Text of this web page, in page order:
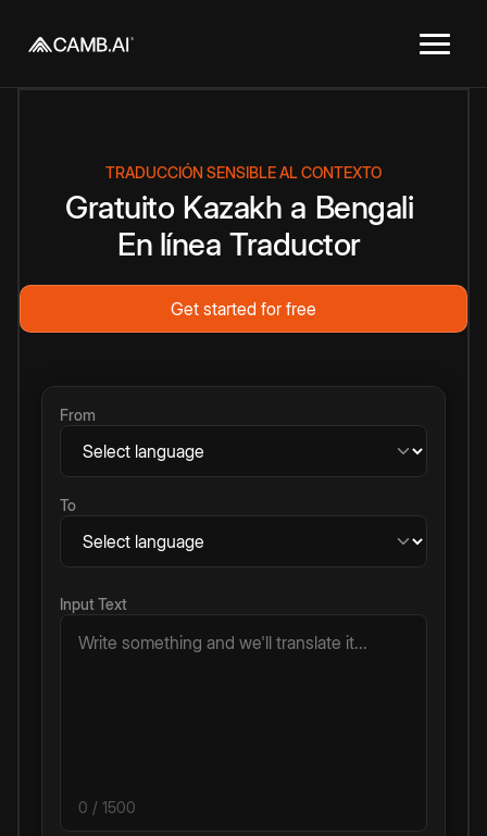
TRADUCCIÓN SENSIBLE AL CONTEXTO
Gratuito Kazakh a Bengali
En línea Traductor
Get started for free
From
To
Input Text
0 / 1500